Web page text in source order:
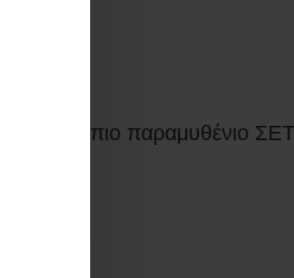
σας!
το πιο παραμυθένιο